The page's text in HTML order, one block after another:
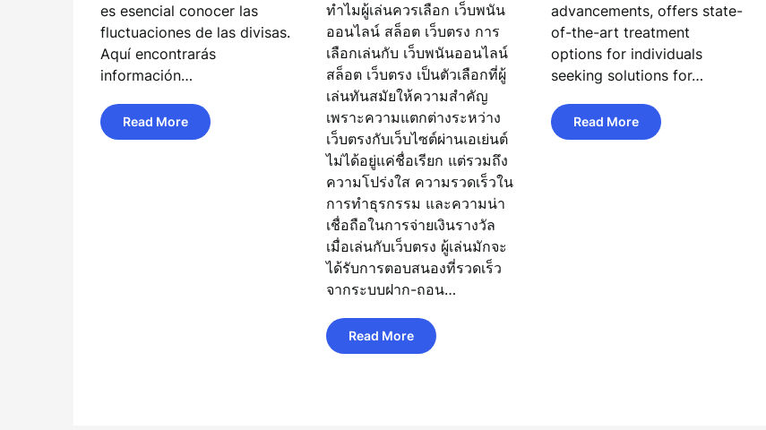
es esencial conocer las
fluctuaciones de las divisas.
Aquí encontrarás
información…
Read More
ทำไมผู้เล่นควรเลือก เว็บพนัน
ออนไลน์ สล็อต เว็บตรง การ
เลือกเล่นกับ เว็บพนันออนไลน์
สล็อต เว็บตรง เป็นตัวเลือกที่ผู้
เล่นทันสมัยให้ความสำคัญ
เพราะความแตกต่างระหว่าง
เว็บตรงกับเว็บไซต์ผ่านเอเย่นต์
ไม่ได้อยู่แค่ชื่อเรียก แต่รวมถึง
ความโปร่งใส ความรวดเร็วใน
การทำธุรกรรม และความน่า
เชื่อถือในการจ่ายเงินรางวัล
เมื่อเล่นกับเว็บตรง ผู้เล่นมักจะ
ได้รับการตอบสนองที่รวดเร็ว
จากระบบฝาก-ถอน…
Read More
advancements, offers state-
of-the-art treatment
options for individuals
seeking solutions for…
Read More